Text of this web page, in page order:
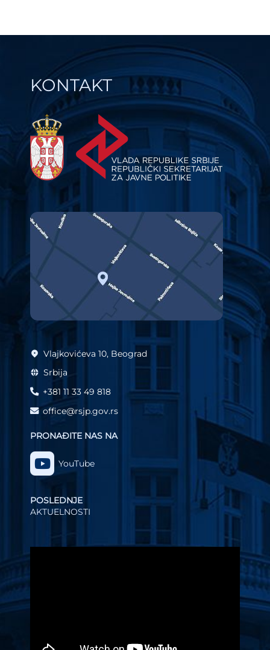
KONTAKT
Vlajkovićeva 10, Beograd
Srbija
+381 11 33 49 818
office@rsjp.gov.rs
PRONAĐITE NAS NA
YouTube
POSLEDNJE
AKTUELNOSTI
Video